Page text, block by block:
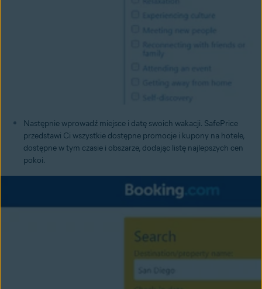
Następnie wprowadź miejsce i datę swoich wakacji. SafePrice
przedstawi Ci wszystkie dostępne promocje i kupony na hotele,
dostępne w tym czasie i obszarze, dodając listę najlepszych cen
pokoi.